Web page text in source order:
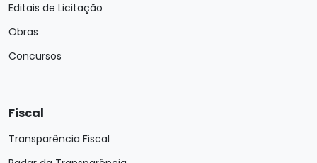
Editais de Licitação
Obras
Concursos
Fiscal
Transparência Fiscal